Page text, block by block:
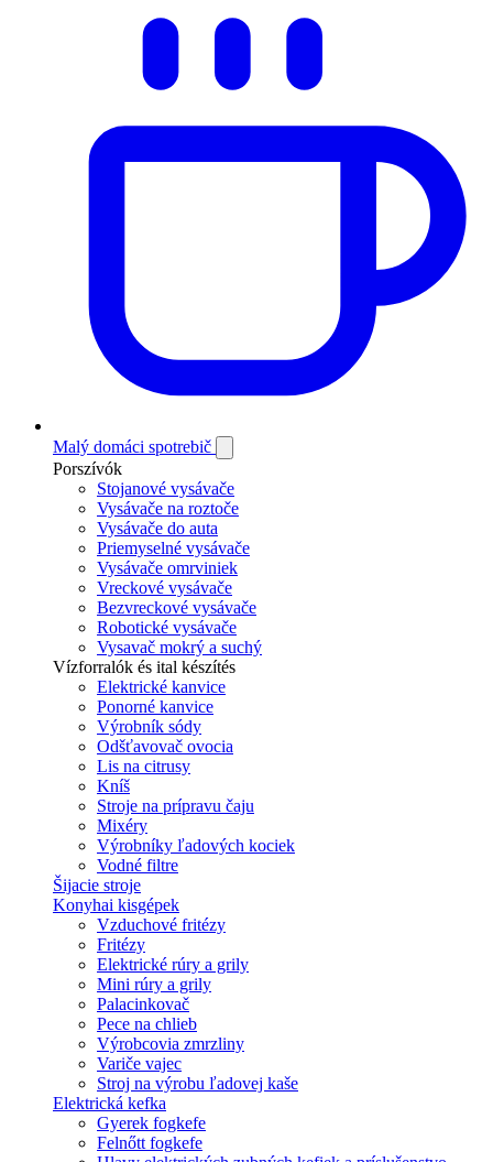
Malý domáci spotrebič
Porszívók
Stojanové vysávače
Vysávače na roztoče
Vysávače do auta
Priemyselné vysávače
Vysávače omrviniek
Vreckové vysávače
Bezvreckové vysávače
Robotické vysávače
Vysavač mokrý a suchý
Vízforralók és ital készítés
Elektrické kanvice
Ponorné kanvice
Výrobník sódy
Odšťavovač ovocia
Lis na citrusy
Kníš
Stroje na prípravu čaju
Mixéry
Výrobníky ľadových kociek
Vodné filtre
Šijacie stroje
Konyhai kisgépek
Vzduchové fritézy
Fritézy
Elektrické rúry a grily
Mini rúry a grily
Palacinkovač
Pece na chlieb
Výrobcovia zmrzliny
Variče vajec
Stroj na výrobu ľadovej kaše
Elektrická kefka
Gyerek fogkefe
Felnőtt fogkefe